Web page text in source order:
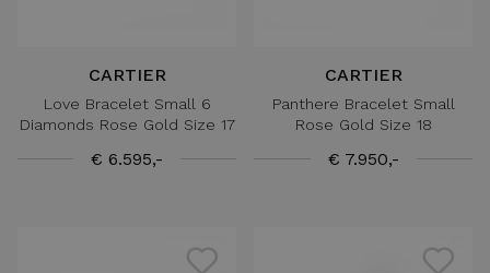
CARTIER
Love Bracelet Small 6
Diamonds Rose Gold Size 17
€ 6.595,-
CARTIER
Panthere Bracelet Small
Rose Gold Size 18
€ 7.950,-